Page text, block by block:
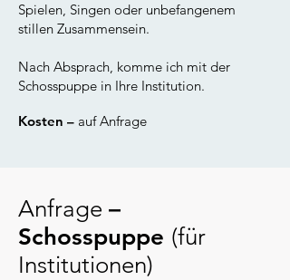
Spielen, Singen oder unbefangenem
stillen Zusammensein.
Nach Absprach, komme ich mit der
Schosspuppe in Ihre Institution.
Kosten – auf Anfrage
Anfrage –
Schosspuppe (für
Institutionen)